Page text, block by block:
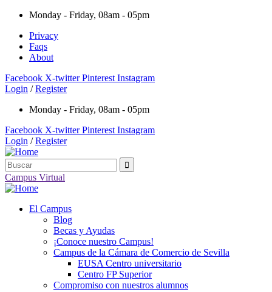
Monday - Friday, 08am - 05pm
Privacy
Faqs
About
Facebook X-twitter Pinterest Instagram
Login / Register
Monday - Friday, 08am - 05pm
Facebook X-twitter Pinterest Instagram
Login / Register
Campus Virtual
El Campus
Blog
Becas y Ayudas
¡Conoce nuestro Campus!
Campus de la Cámara de Comercio de Sevilla
EUSA Centro universitario
Centro FP Superior
Compromiso con nuestros alumnos